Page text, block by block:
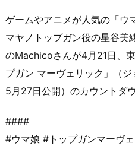
ゲームやアニメが人気の「ウ
マヤノトップガン役の星谷美
のMachicoさんが4月21日、
プガン マーヴェリック」（ジ
5月27日公開）のカウントダ
####
#ウマ娘 #トップガンマーヴ